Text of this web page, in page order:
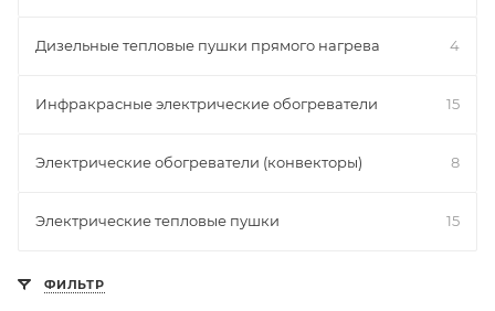
Дизельные тепловые пушки прямого нагрева 4
Инфракрасные электрические обогреватели 15
Электрические обогреватели (конвекторы) 8
Электрические тепловые пушки 15
ФИЛЬТР